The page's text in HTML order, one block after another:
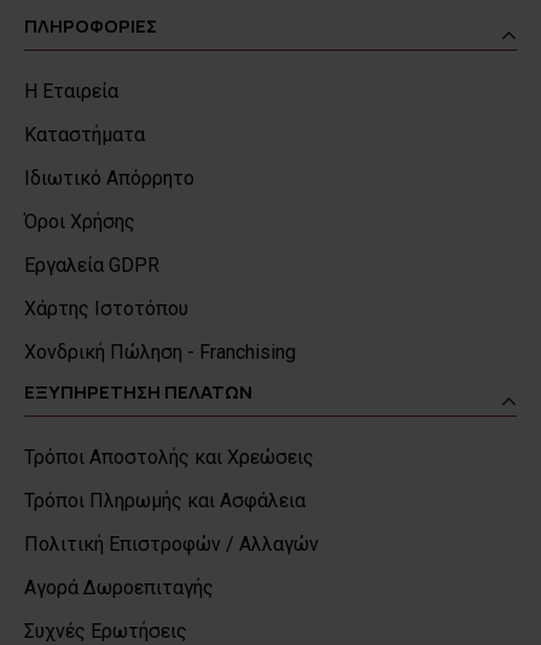
ΠΛΗΡΟΦΟΡΙΕΣ
Η Εταιρεία
Καταστήματα
Ιδιωτικό Απόρρητο
Όροι Χρήσης
Εργαλεία GDPR
Χάρτης Ιστοτόπου
Χονδρική Πώληση - Franchising
ΕΞΥΠΗΡΕΤΗΣΗ ΠΕΛΑΤΩΝ
Τρόποι Αποστολής και Χρεώσεις
Τρόποι Πληρωμής και Ασφάλεια
Πολιτική Επιστροφών / Αλλαγών
Αγορά Δωροεπιταγής
Συχνές Ερωτήσεις